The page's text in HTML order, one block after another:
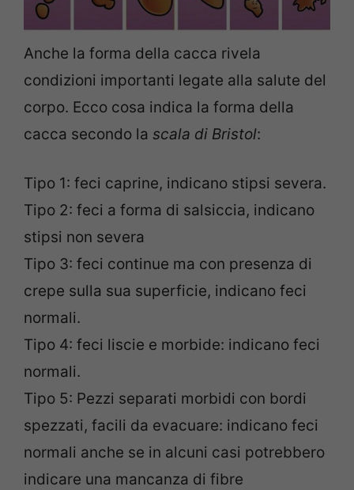
Anche la forma della cacca rivela
condizioni importanti legate alla salute del
corpo. Ecco cosa indica la forma della
cacca secondo la scala di Bristol:
Tipo 1: feci caprine, indicano stipsi severa.
Tipo 2: feci a forma di salsiccia, indicano
stipsi non severa
Tipo 3: feci continue ma con presenza di
crepe sulla sua superficie, indicano feci
normali.
Tipo 4: feci liscie e morbide: indicano feci
normali.
Tipo 5: Pezzi separati morbidi con bordi
spezzati, facili da evacuare: indicano feci
normali anche se in alcuni casi potrebbero
indicare una mancanza di fibre